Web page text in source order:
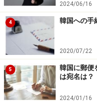
なぜ韓国に興味
ソウル観光のメッカ
韓国の人々がまず気に
は、韓国に興味を持っ
2024/06/16
4 韓国への手
2020/07/22
5
韓国に郵便
は宛名は？
2024/01/16